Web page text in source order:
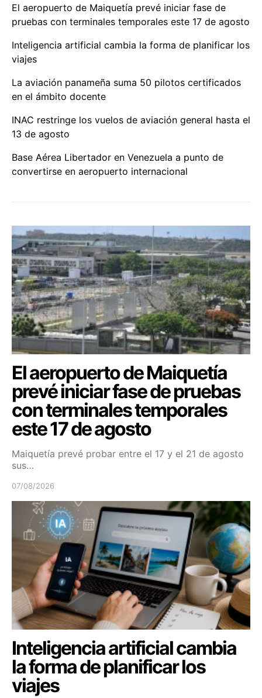
El aeropuerto de Maiquetía prevé iniciar fase de
pruebas con terminales temporales este 17 de agosto
Inteligencia artificial cambia la forma de planificar los
viajes
La aviación panameña suma 50 pilotos certificados
en el ámbito docente
INAC restringe los vuelos de aviación general hasta el
13 de agosto
Base Aérea Libertador en Venezuela a punto de
convertirse en aeropuerto internacional
El aeropuerto de Maiquetía
prevé iniciar fase de pruebas
con terminales temporales
este 17 de agosto
Maiquetía prevé probar entre el 17 y el 21 de agosto
sus…
07/08/2026
Inteligencia artificial cambia
la forma de planificar los
viajes